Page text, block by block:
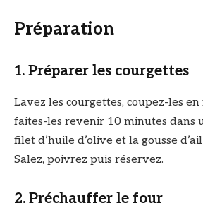
Préparation
1. Préparer les courgettes
Lavez les courgettes, coupez-les
faites-les revenir 10 minutes dans
filet d’huile d’olive et la gousse
Salez, poivrez puis réservez.
2. Préchauffer le four